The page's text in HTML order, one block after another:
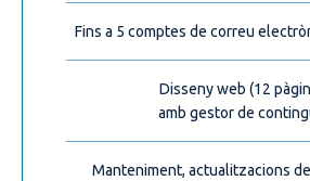
Fins a 5 comptes de correu
Disseny web (12
amb gestor de
Manteniment, actualitzacions